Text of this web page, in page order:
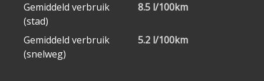
Gemiddeld verbruik
(stad)
8.5 l/100km
Gemiddeld verbruik
(snelweg)
5.2 l/100km